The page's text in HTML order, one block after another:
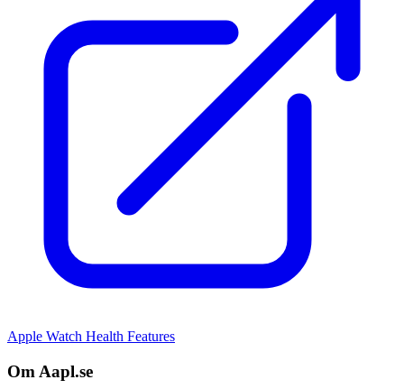
Apple Watch Health Features
Om Aapl.se